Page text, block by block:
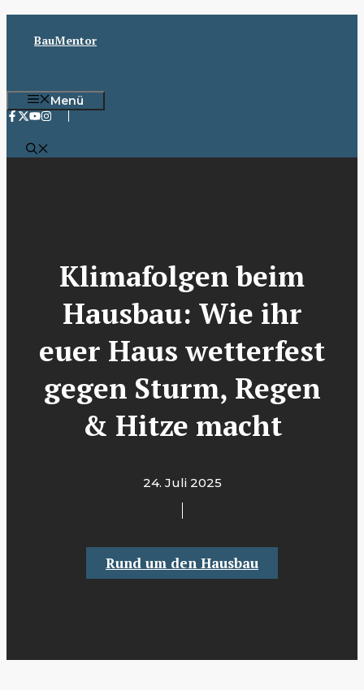
InhaltBauMentor
Menü
Klimafolgen beim
Hausbau: Wie ihr
euer Haus wetterfest
gegen Sturm, Regen
& Hitze macht
24. Juli 2025
Rund um den Hausbau